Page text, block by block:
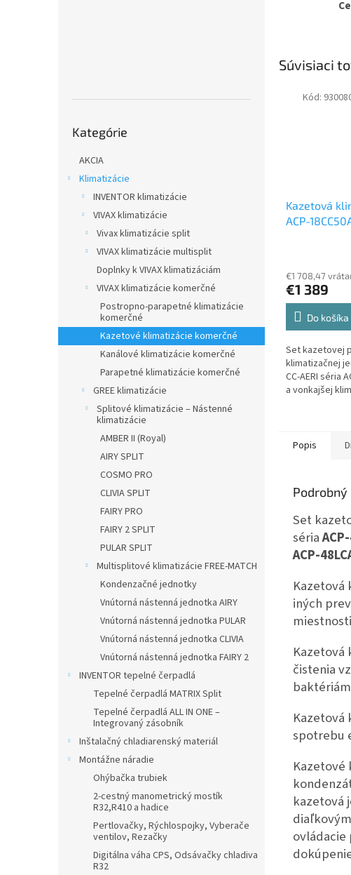
kategórie
Kategórie
AKCIA
Klimatizácie
INVENTOR klimatizácie
VIVAX klimatizácie
Vivax klimatizácie split
VIVAX klimatizácie multisplit
Doplnky k VIVAX klimatizáciám
VIVAX klimatizácie komerčné
Postropno-parapetné klimatizácie
komerčné
Kazetové klimatizácie komerčné
Kanálové klimatizácie komerčné
Parapetné klimatizácie komerčné
GREE klimatizácie
Splitové klimatizácie – Nástenné
klimatizácie
AMBER II (Royal)
AIRY SPLIT
COSMO PRO
CLIVIA SPLIT
FAIRY PRO
FAIRY 2 SPLIT
PULAR SPLIT
Multisplitové klimatizácie FREE-MATCH
Kondenzačné jednotky
Vnútorná nástenná jednotka AIRY
Vnútorná nástenná jednotka PULAR
Vnútorná nástenná jednotka CLIVIA
Vnútorná nástenná jednotka FAIRY 2
INVENTOR tepelné čerpadlá
Tepelné čerpadlá MATRIX Split
Tepelné čerpadlá ALL IN ONE –
Integrovaný zásobník
Inštalačný chladiarenský materiál
Montážne náradie
Ohýbačka trubiek
2-cestný manometrický mostík
R32,R410 a hadice
Pertlovačky, Rýchlospojky, Vyberače
ventilov, Rezačky
Digitálna váha CPS, Odsávačky chladiva
R32
Súvisiaci
Kazetová
ACP-
jednotka
€1 708,47
€1 389
Do košíka
Set kazetovej
klimatizačnej
CC-AERI séria
a vonkajšej
Kód:
Popis
Podrobný
Set
séria
ACP-
Kazetová
iných
Kazetová
čistenia
Kazetová
spotrebu
Kazetové
kazetová
ovládacie